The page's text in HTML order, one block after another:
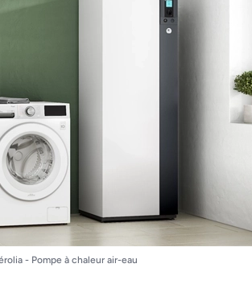
- Pompe à chaleur air-eau